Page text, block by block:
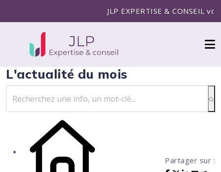
JLP EXPERTISE & CONSEIL
L'actualité du mois
Partager sur :